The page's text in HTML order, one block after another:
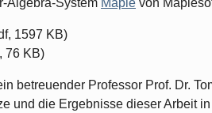
1597 KB)
76 KB)
betreuender Professor Prof. Dr.
und die Ergebnisse dieser Arbeit